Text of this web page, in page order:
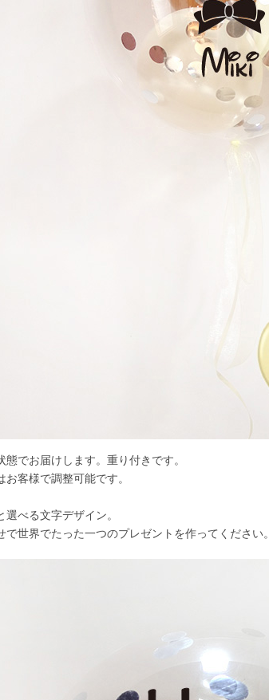
態でお届けします。重り付きです。
お客様で調整可能です。
選べる文字デザイン。
で世界でたった一つのプレゼントを作ってください。